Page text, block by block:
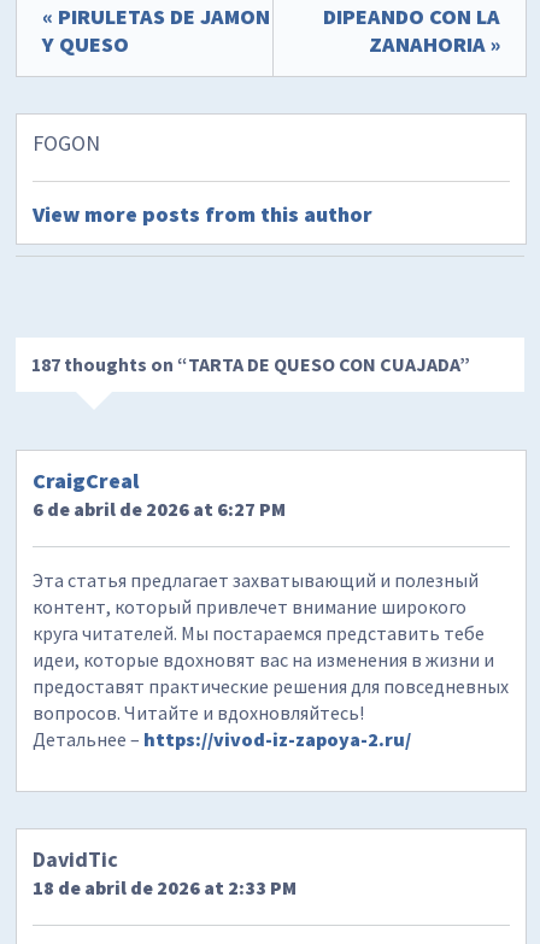
« PIRULETAS DE JAMON
Y QUESO
DIPEANDO CON LA
ZANAHORIA »
FOGON
View more posts from this author
187 thoughts on “TARTA DE QUESO CON CUAJADA”
CraigCreal
6 de abril de 2026 at 6:27 PM
Эта статья предлагает захватывающий и полезный
контент, который привлечет внимание широкого
круга читателей. Мы постараемся представить тебе
идеи, которые вдохновят вас на изменения в жизни и
предоставят практические решения для повседневных
вопросов. Читайте и вдохновляйтесь!
Детальнее – https://vivod-iz-zapoya-2.ru/
DavidTic
18 de abril de 2026 at 2:33 PM